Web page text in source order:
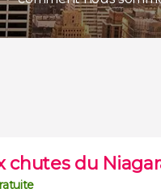
chutes du